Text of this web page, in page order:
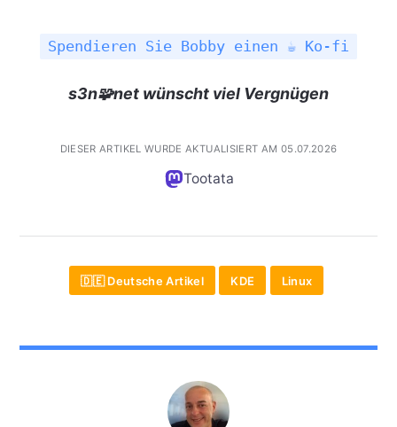
Spendieren Sie Bobby einen ☕ Ko-fi
s3n🧩net wünscht viel Vergnügen
DIESER ARTIKEL WURDE AKTUALISIERT AM 05.07.2026
Tootata
🇩🇪 Deutsche Artikel KDE Linux